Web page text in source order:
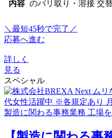
内容 のバリ取り・溶接 交
＼最短45秒で完了／
応募へ進む
詳しく
見る
スペシャル